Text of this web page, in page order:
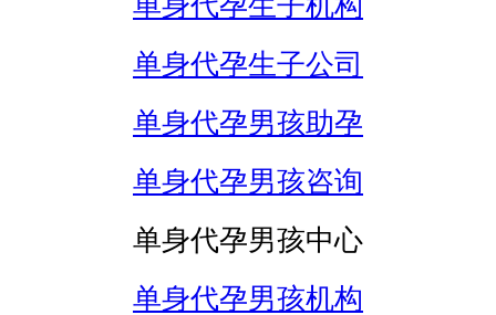
单身代孕生子公司
单身代孕男孩助孕
单身代孕男孩咨询
单身代孕男孩中心
单身代孕男孩机构